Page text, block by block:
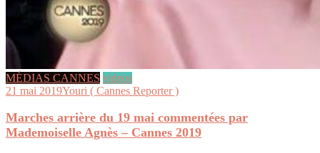
MÉDIAS CANNES videos
21 mai 2019Youri ( Cannes Reporter )
Marches arrière du 19 mai commentées par
Mademoiselle Agnès – Cannes 2019